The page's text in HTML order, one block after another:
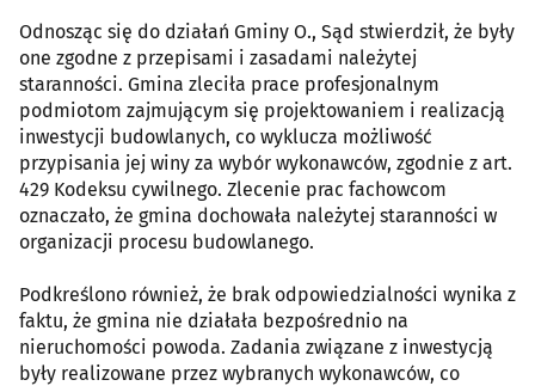
Odnosząc się do działań Gminy O., Sąd stwierdził, że były
one zgodne z przepisami i zasadami należytej
staranności. Gmina zleciła prace profesjonalnym
podmiotom zajmującym się projektowaniem i realizacją
inwestycji budowlanych, co wyklucza możliwość
przypisania jej winy za wybór wykonawców, zgodnie z art.
429 Kodeksu cywilnego. Zlecenie prac fachowcom
oznaczało, że gmina dochowała należytej staranności w
organizacji procesu budowlanego.
Podkreślono również, że brak odpowiedzialności wynika z
faktu, że gmina nie działała bezpośrednio na
nieruchomości powoda. Zadania związane z inwestycją
były realizowane przez wybranych wykonawców, co